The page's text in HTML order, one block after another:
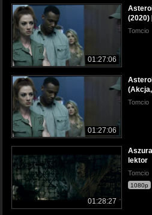
01:27:06
(2020)
Tomcio
01:27:06
Tomcio
01:28:27
lektor
Tomcio
1080p